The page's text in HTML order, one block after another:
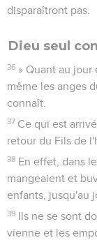
disparaîtront pas.
Dieu seul
36 » Quant au jour
même les anges
connaît.
37 Ce qui est
retour du Fils de
38 En effet, dans
mangeaient et
enfants, jusqu'au
39 Ils ne se sont
vienne et les